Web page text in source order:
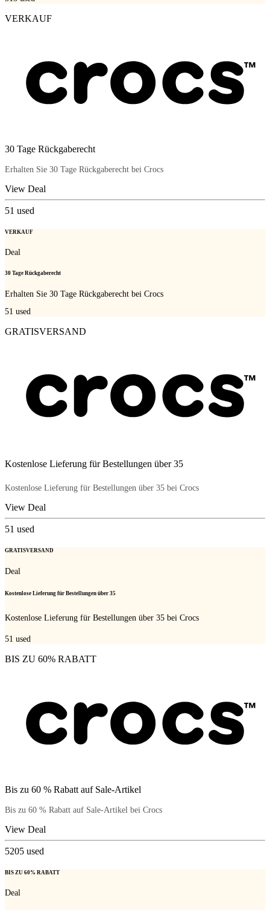
VERKAUF
30 Tage Rückgaberecht
Erhalten Sie 30 Tage Rückgaberecht bei Crocs
View Deal
51 used
VERKAUF
Deal
30 Tage Rückgaberecht
Erhalten Sie 30 Tage Rückgaberecht bei Crocs
51 used
GRATISVERSAND
Kostenlose Lieferung für Bestellungen über 35
Kostenlose Lieferung für Bestellungen über 35 bei Crocs
View Deal
51 used
GRATISVERSAND
Deal
Kostenlose Lieferung für Bestellungen über 35
Kostenlose Lieferung für Bestellungen über 35 bei Crocs
51 used
BIS ZU 60% RABATT
Bis zu 60 % Rabatt auf Sale-Artikel
Bis zu 60 % Rabatt auf Sale-Artikel bei Crocs
View Deal
5205 used
BIS ZU 60% RABATT
Deal